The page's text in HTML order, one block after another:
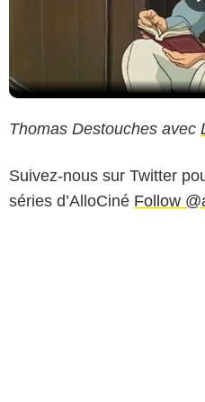
Thomas Destouches avec
Suivez-nous sur Twitter
séries d’AlloCiné Follow